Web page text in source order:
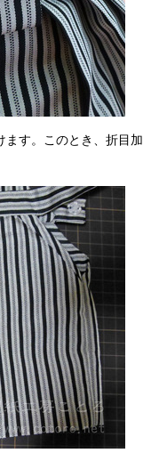
ます。このとき、折目加